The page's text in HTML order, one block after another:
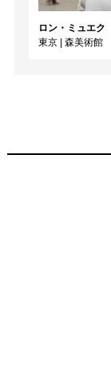
ロン・ミュエク
東京
森美術館